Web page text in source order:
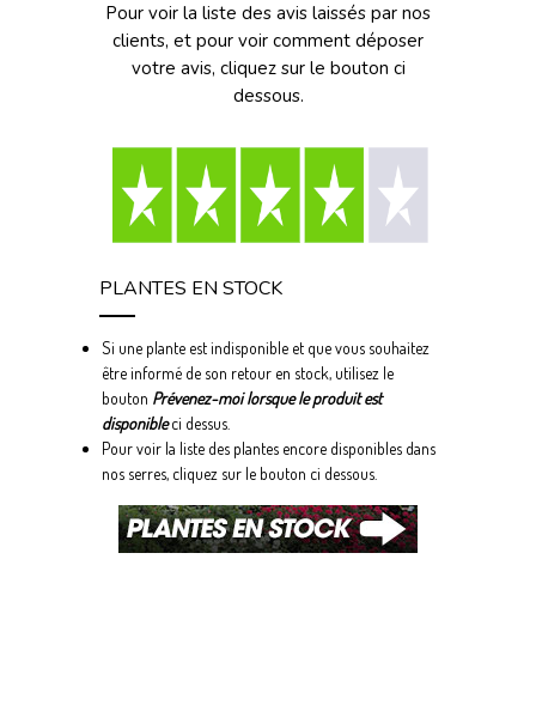
Pour voir la liste des avis laissés par nos
clients, et pour voir comment déposer
votre avis, cliquez sur le bouton ci
dessous.
PLANTES EN STOCK
Si une plante est indisponible et que vous souhaitez
être informé de son retour en stock, utilisez le
bouton Prévenez-moi lorsque le produit est
disponibleci dessus.
Pour voir la liste des plantes encore disponibles dans
nos serres, cliquez sur le bouton ci dessous.